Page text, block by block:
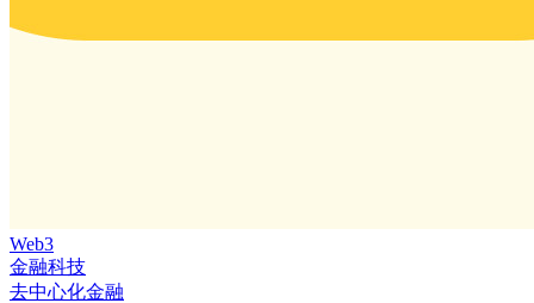
Web3
金融科技
去中心化金融